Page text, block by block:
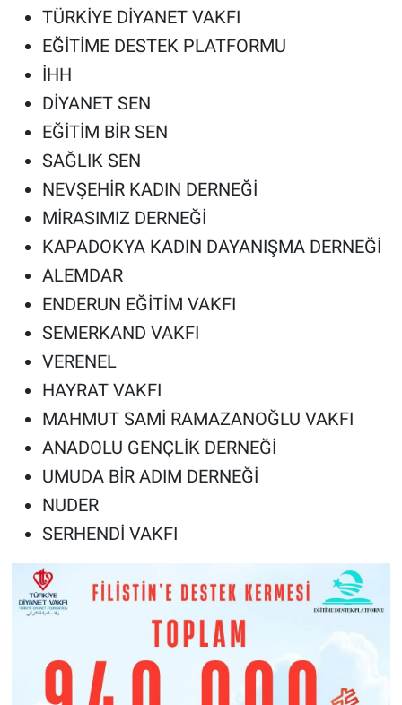
TÜRKİYE DİYANET VAKFI
EĞİTİME DESTEK PLATFORMU
İHH
DİYANET SEN
EĞİTİM BİR SEN
SAĞLIK SEN
NEVŞEHİR KADIN DERNEĞİ
MİRASIMIZ DERNEĞİ
KAPADOKYA KADIN DAYANIŞMA DERNEĞİ
ALEMDAR
ENDERUN EĞİTİM VAKFI
SEMERKAND VAKFI
VERENEL
HAYRAT VAKFI
MAHMUT SAMİ RAMAZANOĞLU VAKFI
ANADOLU GENÇLİK DERNEĞİ
UMUDA BİR ADIM DERNEĞİ
NUDER
SERHENDİ VAKFI